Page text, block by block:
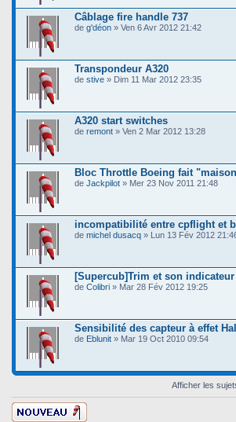
Câblage fire handle 737
de g'déon » Ven 6 Avr 2012 21:42
Transpondeur A320
de stive » Dim 11 Mar 2012 23:35
A320 start switches
de remont » Ven 2 Mar 2012 13:28
Bloc Throttle Boeing fait
de Jackpilot » Mer 23 Nov 2011 21:48
incompatibilité entre cpflight et
de michel dusacq » Lun 13 Fév 2012
[Supercub]Trim et son
de Colibri » Mar 28 Fév 2012 19:25
Sensibilité des capteur à effet Hall
de Eblunit » Mar 19 Oct 2010 09:54
Afficher les
Ecrire un nouveau
sujet